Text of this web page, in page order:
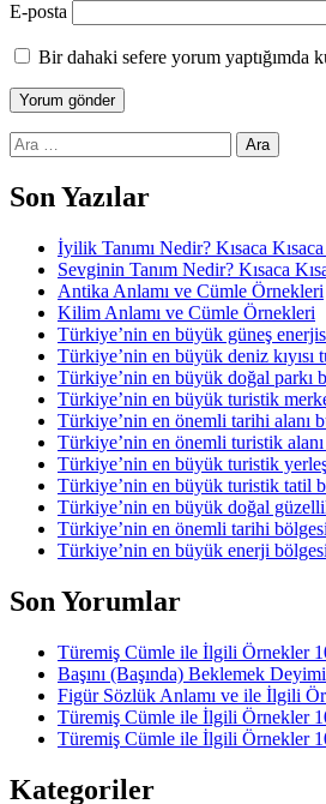
E-posta
Bir dahaki sefere yorum yaptığımda
Arama:
Son Yazılar
İyilik Tanımı Nedir? Kısaca
Sevginin Tanım Nedir? Kısaca
Antika Anlamı ve Cümle Örnekleri
Kilim Anlamı ve Cümle Örnekleri
Türkiye’nin en büyük güneş
Türkiye’nin en büyük deniz
Türkiye’nin en büyük doğal parkı
Türkiye’nin en büyük turistik
Türkiye’nin en önemli tarihi alanı
Türkiye’nin en önemli turistik
Türkiye’nin en büyük turistik
Türkiye’nin en büyük turistik tatil
Türkiye’nin en büyük doğal
Türkiye’nin en önemli tarihi
Türkiye’nin en büyük enerji
Son Yorumlar
Türemiş Cümle ile İlgili Örnekler
Başını (Başında) Beklemek
Figür Sözlük Anlamı ve ile İlgili
Türemiş Cümle ile İlgili Örnekler
Türemiş Cümle ile İlgili Örnekler
Kategoriler